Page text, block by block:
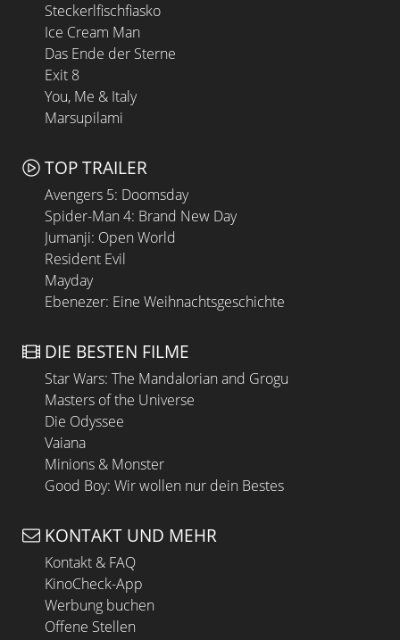
Steckerlfischfiasko
Ice Cream Man
Das Ende der Sterne
Exit 8
You, Me & Italy
Marsupilami
TOP TRAILER
Avengers 5: Doomsday
Spider-Man 4: Brand New Day
Jumanji: Open World
Resident Evil
Mayday
Ebenezer: Eine Weihnachtsgeschichte
DIE BESTEN FILME
Star Wars: The Mandalorian and Grogu
Masters of the Universe
Die Odyssee
Vaiana
Minions & Monster
Good Boy: Wir wollen nur dein Bestes
KONTAKT UND MEHR
Kontakt & FAQ
KinoCheck-App
Werbung buchen
Offene Stellen